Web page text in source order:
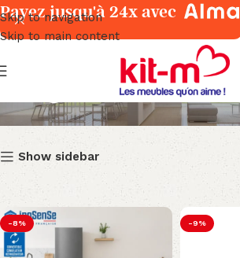
Skip to navigation
Skip to main content
Show sidebar
-8% -9%
Payez jusqu'à 24x avec